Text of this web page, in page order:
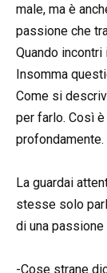
male, ma è
passione che
Quando
Insomma
Come si
per farlo. Così
profondamente.
La guardai
stesse solo
di una passione
-Cose strane